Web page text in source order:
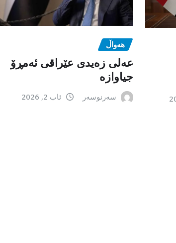
هەواڵ
عەلی زەیدی عێراقی ئەمڕۆ
جیاوازە
سەرنوسەر ئاب 2, 2026